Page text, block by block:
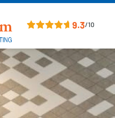
9.3/10